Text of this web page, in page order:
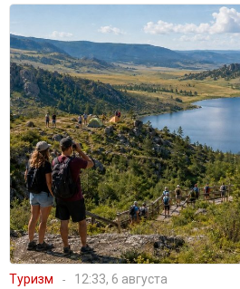
Туризм 12:33, 6 августа